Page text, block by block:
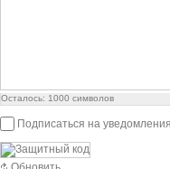
Осталось: 1000 символов
Подписаться на